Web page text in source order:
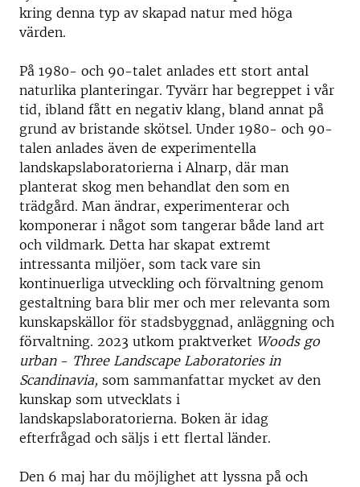
kring denna typ av skapad natur med höga
värden.
På 1980- och 90-talet anlades ett stort antal
naturlika planteringar. Tyvärr har begreppet i vår
tid, ibland fått en negativ klang, bland annat på
grund av bristande skötsel. Under 1980- och 90-
talen anlades även de experimentella
landskapslaboratorierna i Alnarp, där man
planterat skog men behandlat den som en
trädgård. Man ändrar, experimenterar och
komponerar i något som tangerar både land art
och vildmark. Detta har skapat extremt
intressanta miljöer, som tack vare sin
kontinuerliga utveckling och förvaltning genom
gestaltning bara blir mer och mer relevanta som
kunskapskällor för stadsbyggnad, anläggning och
förvaltning. 2023 utkom praktverket Woods go
urban- Three Landscape Laboratories in
Scandinavia, som sammanfattar mycket av den
kunskap som utvecklats i
landskapslaboratorierna. Boken är idag
efterfrågad och säljs i ett flertal länder.
Den 6 maj har du möjlighet att lyssna på och